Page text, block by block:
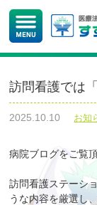
訪問看護では
2025.10.10 お知
病院ブログをご覧
訪問看護ステーシ
うな内容を厳選し